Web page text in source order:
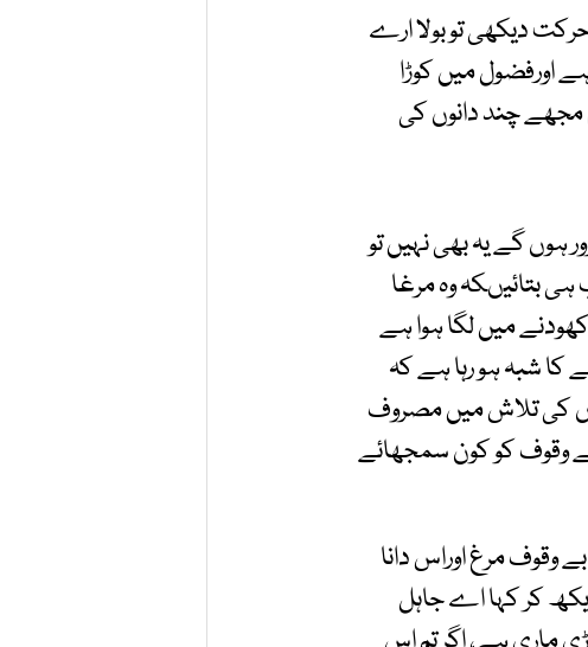
دیکھی تو بولا ارے
اورفضول میں کوڑا
مجھے چند دانوں کی
ہوں گے یہ بھی نہیں تو
بتائیںکہ وہ مرغا
میں لگا ہوا ہے
کا شبہ ہو رہا ہے کہ
کی تلاش میں مصروف
وقوف کو کون سمجھائے
وقوف مرغ اوراس دانا
کر کہا اے جاہل